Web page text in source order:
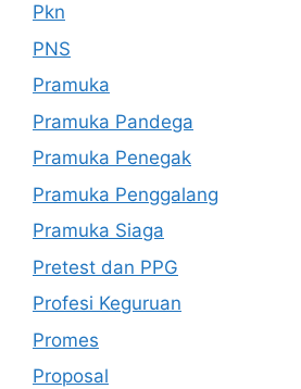
Pkn
PNS
Pramuka
Pramuka Pandega
Pramuka Penegak
Pramuka Penggalang
Pramuka Siaga
Pretest dan PPG
Profesi Keguruan
Promes
Proposal